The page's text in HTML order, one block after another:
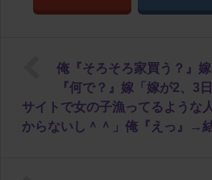
俺『そろそろ家買う？』
『何で？』嫁「嫁が2、3
サイトで女の子漁ってるような
からないし＾＾」俺『えっ』→